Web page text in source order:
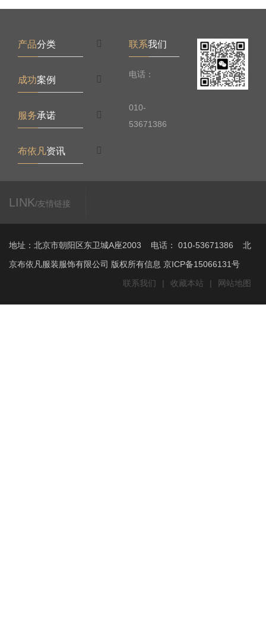
产品分类
成功案例
服务承诺
布依凡资讯
联系我们
电话：
010-
53671386
LINK/友情链接
地址：北京市朝阳区东卫城A座2003 电话： 010-53671386 北
京布依凡服装服饰有限公司 版权所有信息 京ICP备15066131号
联系我们
| 收藏本站 | 网站地图